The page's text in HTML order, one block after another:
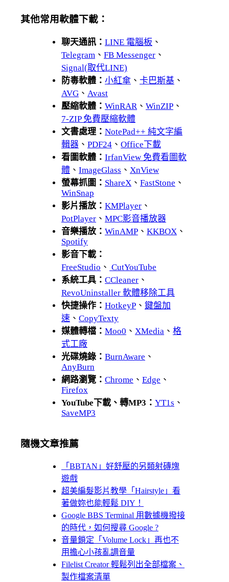
其他常用軟體下載：
聊天通訊： LINE 電腦板 、
Telegram 、 FB Messenger 、
Signal(取代LINE)
防毒軟體： 小紅傘 、 卡巴斯基 、
AVG 、 Avast
壓縮軟體： WinRAR、 WinZIP 、
7-ZIP 免費壓縮軟體
文書處理： NotePad++ 純文字編
輯器 、 PDF24 、 Office下載
看圖軟體： IrfanView 免費看圖軟
體 、 ImageGlass 、 XnView
螢幕抓圖： ShareX 、 FastStone 、
WinSnap
影片播放： KMPlayer 、
PotPlayer 、 MPC影音播放器
音樂播放： WinAMP 、 KKBOX 、
Spotify
影音下載：
FreeStudio 、 CutYouTube
系統工具： CCleaner 、
RevoUninstaller 軟體移除工具
快捷操作： HotkeyP 、 鍵盤加
速 、 CopyTexty
媒體轉檔： Moo0 、 XMedia 、 格
式工廠
光碟燒錄： BurnAware 、
AnyBurn
網路瀏覽： Chrome 、 Edge 、
Firefox
YouTube下載、轉MP3： YT1s 、
SaveMP3
隨機文章推薦
「BBTAN」好舒壓的另類射磚塊
遊戲
超美編髮影片教學「Hairstyle」看
著做妳也能輕鬆 DIY！
Google BBS Terminal 用數據機撥接
的時代，如何搜尋 Google ?
音量鎖定「Volume Lock」再也不
用擔心小孩亂調音量
Filelist Creator 輕鬆列出全部檔案、
製作檔案清單